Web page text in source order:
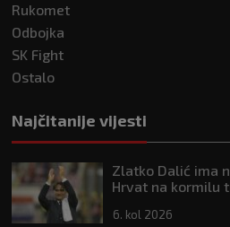
Rukomet
Odbojka
SK Fight
Ostalo
Najčitanije vijesti
Zlatko Dalić ima
Hrvat na kormilu
6. kol 2026